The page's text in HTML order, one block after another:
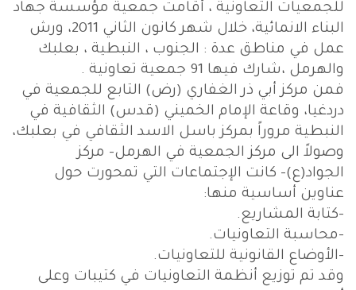
للجمعيات التعاونية ، أقامت جمعية مؤسسة جهاد
البناء الانمائية، خلال شهر كانون الثاني 2011، ورش
عمل في مناطق عدة : الجنوب ، النبطية ، بعلبك
والهرمل ،شارك فيها 91 جمعية تعاونية .
فمن مركز أبي ذر الغفاري (رض) التابع للجمعية في
دردغيا، وقاعة الإمام الخميني (قدس) الثقافية في
النبطية مروراً بمركز باسل الاسد الثقافي في بعلبك،
وصولاً الى مركز الجمعية في الهرمل- مركز
الجواد(ع)- كانت الإجتماعات التي تمحورت حول
عناوين أساسية منها:
-كتابة المشاريع.
-محاسبة التعاونيات.
-الأوضاع القانونية للتعاونيات.
وقد تم توزيع أنظمة التعاونيات في كتيبات وعلى